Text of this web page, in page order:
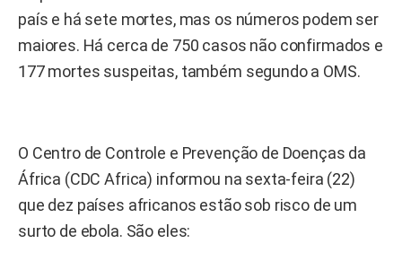
país e há sete mortes, mas os números podem ser
maiores. Há cerca de 750 casos não confirmados e
177 mortes suspeitas, também segundo a OMS.
O Centro de Controle e Prevenção de Doenças da
África (CDC Africa) informou na sexta-feira (22)
que dez países africanos estão sob risco de um
surto de ebola. São eles: